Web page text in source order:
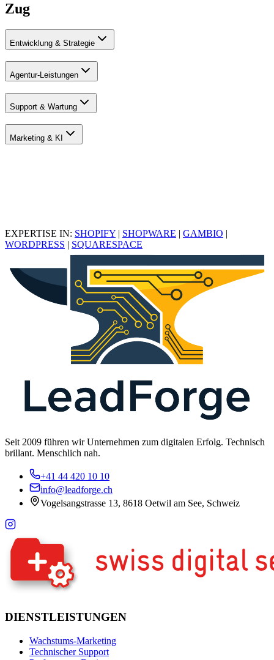
Zug
Entwicklung & Strategie
Agentur-Leistungen
Support & Wartung
Marketing & KI
EXPERTISE IN: SHOPIFY | SHOPWARE | GAMBIO |
WORDPRESS | SQUARESPACE
Seit 2009 führen wir Unternehmen zum digitalen Erfolg. Technisch
brillant. Menschlich nah.
+41 44 420 10 10
info@leadforge.ch
Vogelsangstrasse 13, 8618 Oetwil am See, Schweiz
DIENSTLEISTUNGEN
Wachstums-Marketing
Technischer Support